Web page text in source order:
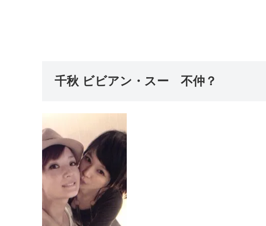
千秋 ビビアン・スー 不仲？